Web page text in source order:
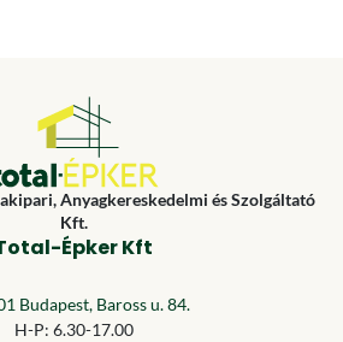
Anyagkereskedelmi és Szolgáltató
Kft.
Épker Kft
Budapest, Baross u. 84.
H-P: 6.30-17.00